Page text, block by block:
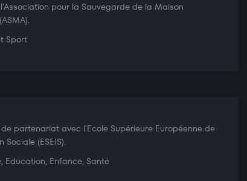
pour la Sauvegarde de la Maison
Sport
partenariat avec l'Ecole Supérieure Européenne de
Sociale (ESEIS).
Education, Enfance, Santé